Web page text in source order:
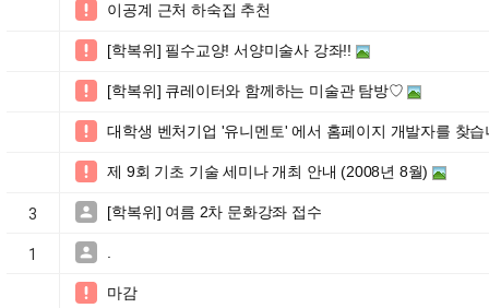
 이공계 근처 하숙집 추천
 [학복위] 필수교양! 서양미술사 강좌!!
 [학복위] 큐레이터와 함께하는 미술관 탐방♡
 대학생 벤처기업 '유니멘토' 에서 홈페이지 개발자를 찾습
 제 9회 기초 기술 세미나 개최 안내 (2008년 8월)
3  [학복위] 여름 2차 문화강좌 접수
1 
 마감